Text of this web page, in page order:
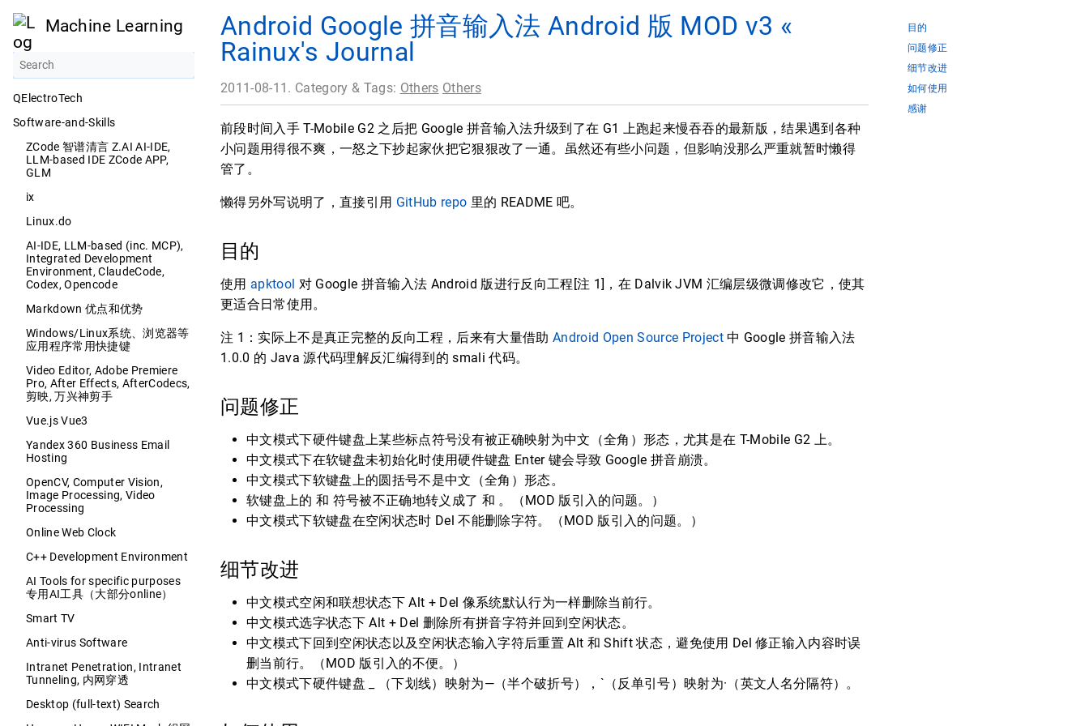
Machine Learning
QElectroTech
Software-and-Skills
ZCode 智谱清言 Z.AI AI-IDE,
LLM-based IDE ZCode APP,
GLM
ix
Linux.do
AI-IDE, LLM-based (inc. MCP),
Integrated Development
Environment, ClaudeCode,
Codex, Opencode
Markdown 优点和优势
Windows/Linux系统、浏览器等
应用程序常用快捷键
Video Editor, Adobe Premiere
Pro, After Effects, AfterCodecs,
剪映, 万兴神剪手
Vue.js Vue3
Yandex 360 Business Email
Hosting
OpenCV, Computer Vision,
Image Processing, Video
Processing
Online Web Clock
C++ Development Environment
AI Tools for specific purposes
专用AI工具（大部分online）
Smart TV
Anti-virus Software
Intranet Penetration, Intranet
Tunneling, 内网穿透
Desktop (full-text) Search
Android Google 拼音输入法 Android 版 MOD v3 «
Rainux's Journal
2011-08-11. Category & Tags: Others Others
前段时间入手 T-Mobile G2 之后把 Google 拼音输入法升级到了在 G1 上跑起来慢吞吞的最新版，结果遇到各种
小问题用得很不爽，一怒之下抄起家伙把它狠狠改了一通。虽然还有些小问题，但影响没那么严重就暂时懒得
管了。
懒得另外写说明了，直接引用 GitHub repo 里的 README 吧。
目的
使用 apktool 对 Google 拼音输入法 Android 版进行反向工程[注 1]，在 Dalvik JVM 汇编层级微调修改它，使其
更适合日常使用。
注 1：实际上不是真正完整的反向工程，后来有大量借助 Android Open Source Project中 Google 拼音输入法
1.0.0 的 Java 源代码理解反汇编得到的 smali 代码。
问题修正
中文模式下硬件键盘上某些标点符号没有被正确映射为中文（全角）形态，尤其是在 T-Mobile G2 上。
中文模式下在软键盘未初始化时使用硬件键盘 Enter 键会导致 Google 拼音崩溃。
中文模式下软键盘上的圆括号不是中文（全角）形态。
软键盘上的 和 符号被不正确地转义成了 和 。（MOD 版引入的问题。）
中文模式下软键盘在空闲状态时 Del 不能删除字符。（MOD 版引入的问题。）
细节改进
中文模式空闲和联想状态下 Alt + Del 像系统默认行为一样删除当前行。
中文模式选字状态下 Alt + Del 删除所有拼音字符并回到空闲状态。
中文模式下回到空闲状态以及空闲状态输入字符后重置 Alt 和 Shift 状态，避免使用 Del 修正输入内容时误
删当前行。（MOD 版引入的不便。）
中文模式下硬件键盘 _ （下划线）映射为—（半个破折号），`（反单引号）映射为·（英文人名分隔符）。
目的
问题修正
细节改进
如何使用
感谢